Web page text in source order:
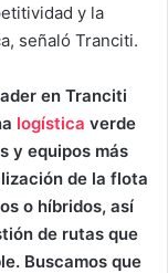
y la
señaló Tranciti.
en Tranciti
logística verde
y equipos más
de la flota
o híbridos, así
de rutas que
Buscamos que